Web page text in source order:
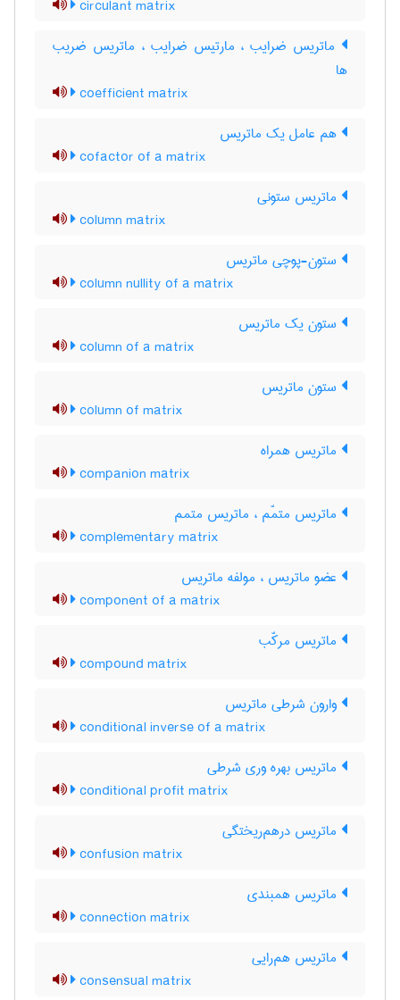
circulant matrix
ماتریس ضرایب ، مارتیس ضرایب ، ماتریس ضریب
ها
coefficient matrix
هم عامل یک ماتریس
cofactor of a matrix
ماتریس ستونی
column matrix
ستون-پوچی ماتریس
column nullity of a matrix
ستون یک ماتریس
column of a matrix
ستون ماتریس
column of matrix
ماتریس همراه
companion matrix
ماتریس متمّم ، ماتریس متمم
complementary matrix
عضو ماتریس ، مولفه ماتریس
component of a matrix
ماتریس مرکّب
compound matrix
وارون شرطی ماتریس
conditional inverse of a matrix
ماتریس بهره وری شرطی
conditional profit matrix
ماتریس درهم‌ریختگی
confusion matrix
ماتریس همبندی
connection matrix
ماتریس هم‌رایی
consensual matrix